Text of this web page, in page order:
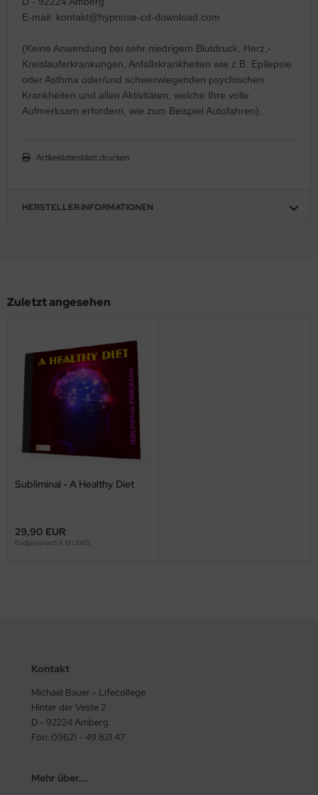
E-mail: kontakt@hypnose-cd-download.com
(Keine Anwendung bei sehr niedrigem Blutdruck, Herz,-
Kreislauferkrankungen, Anfallskrankheiten wie z.B. Epilepsie
oder Asthma oder/und schwerwiegenden psychischen
Krankheiten und allen Aktivitäten, welche Ihre volle
Aufmerksam erfordern, wie zum Beispiel Autofahren).
Artikeldatenblatt drucken
HERSTELLER INFORMATIONEN
Zuletzt angesehen
Subliminal - A Healthy Diet
29,90 EUR
Endpreis nach § 19 UStG.
Kontakt
Michael Bauer - Lifecollege
Hinter der Veste 2
D - 92224 Amberg
Fon: 09621 - 49 821 47
Mehr über...